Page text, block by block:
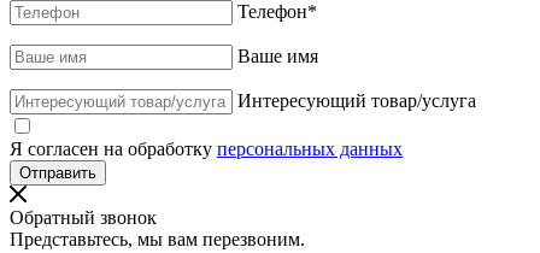
Телефон*
Ваше имя
Интересующий товар/услуга
Я согласен на обработку персональных данных
Обратный звонок
Представьтесь, мы вам перезвоним.